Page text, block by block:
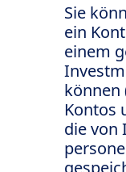
Sie
ein
einem
können
Kontos
die von